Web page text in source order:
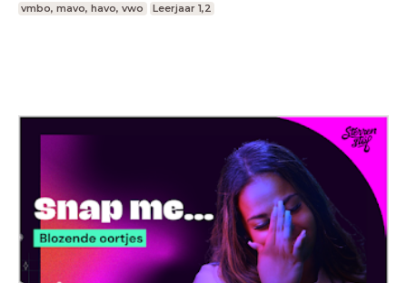
vmbo, mavo, havo, vwo
Leerjaar 1,2